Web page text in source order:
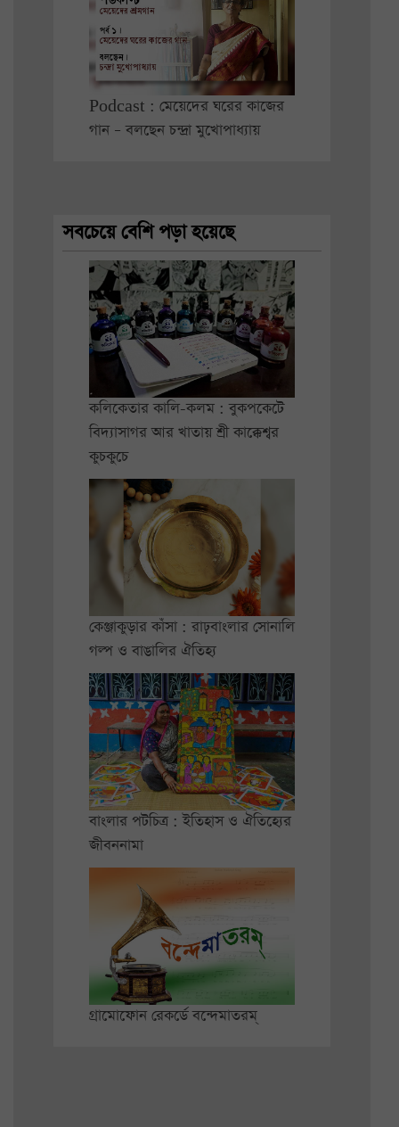
Podcast : মেয়েদের ঘরের কাজের
গান – বলছেন চন্দ্রা মুখোপাধ্যায়
সবচেয়ে বেশি পড়া হয়েছে
কলিকেতার কালি-কলম : বুকপকেটে
বিদ্যাসাগর আর খাতায় শ্রী কাক্কেশ্বর
কুচকুচে
কেঞ্জাকুড়ার কাঁসা : রাঢ়বাংলার সোনালি
গল্প ও বাঙালির ঐতিহ্য
বাংলার পটচিত্র : ইতিহাস ও ঐতিহ্যের
জীবননামা
গ্রামোফোন রেকর্ডে বন্দেমাতরম্